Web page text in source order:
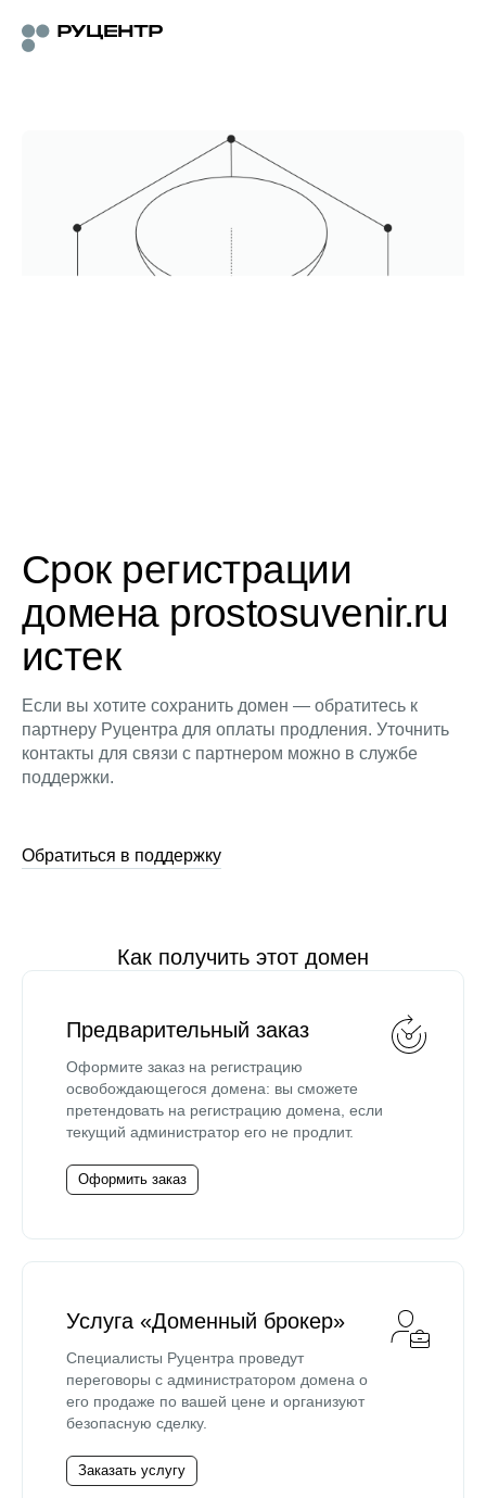
Срок регистрации
домена prostosuvenir.ru
истек
Если вы хотите сохранить домен — обратитесь к
партнеру Руцентра для оплаты продления. Уточнить
контакты для связи с партнером можно в службе
поддержки.
Обратиться в поддержку
Как получить этот домен
Предварительный заказ
Оформите заказ на регистрацию
освобождающегося домена: вы сможете
претендовать на регистрацию домена, если
текущий администратор его не продлит.
Оформить заказ
Услуга «Доменный брокер»
Специалисты Руцентра проведут
переговоры с администратором домена о
его продаже по вашей цене и организуют
безопасную сделку.
Заказать услугу